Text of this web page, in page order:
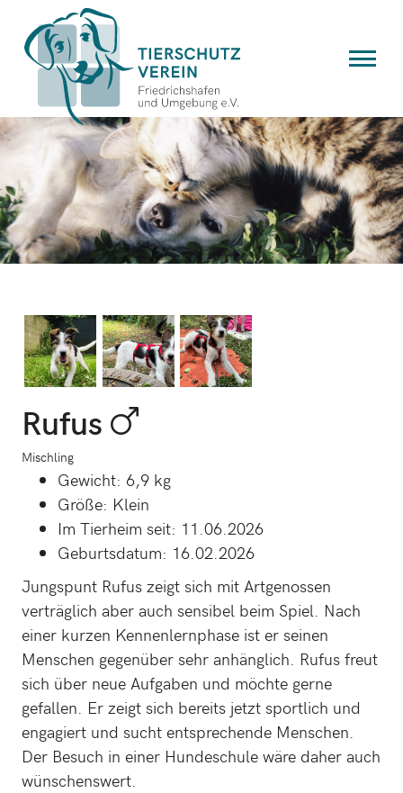
Rufus
Mischling
Gewicht: 6,9 kg
Größe: Klein
Im Tierheim seit: 11.06.2026
Geburtsdatum: 16.02.2026
Jungspunt Rufus zeigt sich mit Artgenossen
verträglich aber auch sensibel beim Spiel. Nach
einer kurzen Kennenlernphase ist er seinen
Menschen gegenüber sehr anhänglich. Rufus freut
sich über neue Aufgaben und möchte gerne
gefallen. Er zeigt sich bereits jetzt sportlich und
engagiert und sucht entsprechende Menschen.
Der Besuch in einer Hundeschule wäre daher auch
wünschenswert.